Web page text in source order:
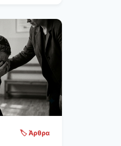
🏷️ Άρθρα